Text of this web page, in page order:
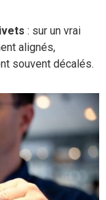
: sur un vrai
alignés,
souvent décalés.